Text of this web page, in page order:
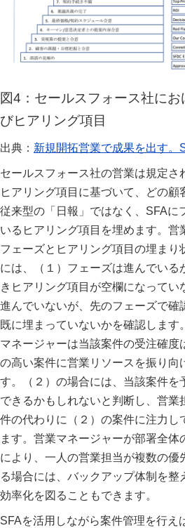
図4：セールスフォース社に
びヒアリング項目
出典： 新規開拓営業で成果を出す。
セールスフォース社の営業は規定さ
ヒアリング項目に基づいて、どの顧
従来型の「日報」ではなく、SFAに
いるヒアリング項目を埋めます。営
フェーズとヒアリング項目の埋まり
には、（１）フェーズは進んでいる
きヒアリング項目が空欄になってい
進んでいないが、先のフェーズで確
既に埋まっていないかを確認します
マネージャーは当該案件の受注確度
の高い案件に営業リソースを振り向
す。（２）の場合には、当該案件を
できるかもしれないと判断し、営業
件の代わりに（２）の案件に注力し
ます。営業マネージャーが部署全体
により、一人の営業担当が複数の優
る場合には、バックアップ体制を
効率化を図ることもできます。
SFAを活用しながら案件管理を行え